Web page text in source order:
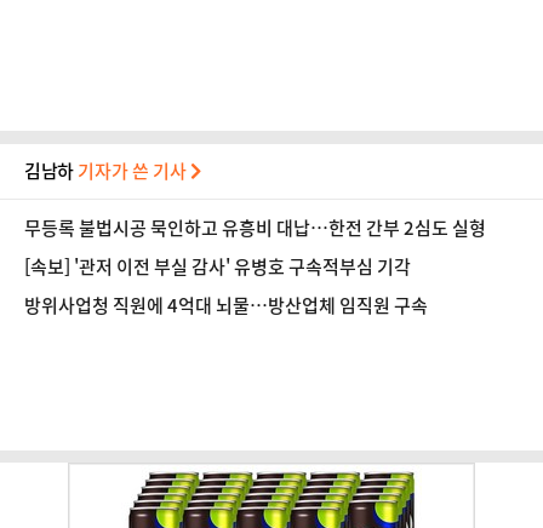
김남하기자가 쓴 기사
무등록 불법시공 묵인하고 유흥비 대납…한전 간부 2심도 실형
[속보] '관저 이전 부실 감사' 유병호 구속적부심 기각
방위사업청 직원에 4억대 뇌물…방산업체 임직원 구속